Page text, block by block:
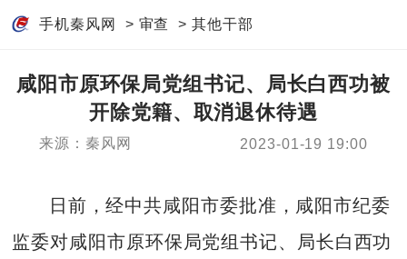
手机秦风网 > 审查 > 其他干部
咸阳市原环保局党组书记、局长白西功被
开除党籍、取消退休待遇
来源：秦风网 2023-01-19 19:00
日前，经中共咸阳市委批准，咸阳市纪委
监委对咸阳市原环保局党组书记、局长白西功